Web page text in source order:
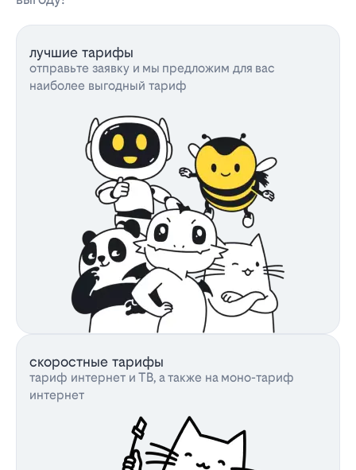
лучшие тарифы
отправьте заявку и мы предложим для вас
наиболее выгодный тариф
скоростные тарифы
тариф интернет и ТВ, а также на моно-тариф
интернет